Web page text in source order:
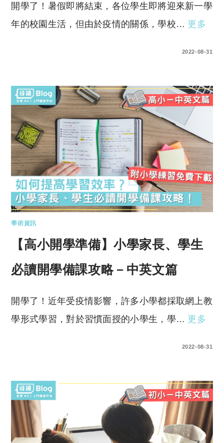
開學了！暑假即將結束，各位學生即將迎來新一學
年的校園生活，但由於疫情的關係，學校… 更多
2022-08-31
學術資訊
【高小開學準備】小學家長、學生
必讀開學備課攻略－中英文篇
開學了！近年受疫情影響，許多小學都採取網上教
學形式學習，對於習慣面授的小學生，學… 更多
2022-08-31